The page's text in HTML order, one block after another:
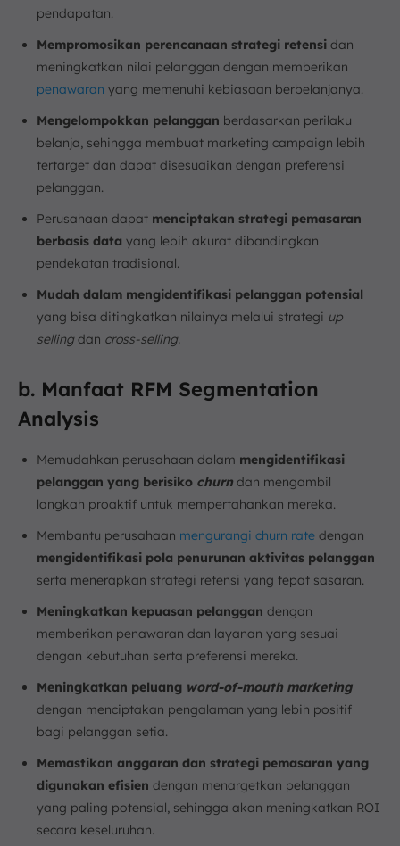
pendapatan.
Mempromosikan perencanaan strategi retensi dan
meningkatkan nilai pelanggan dengan memberikan
penawaran yang memenuhi kebiasaan berbelanjanya.
Mengelompokkan pelanggan berdasarkan perilaku
belanja, sehingga membuat marketing campaign lebih
tertarget dan dapat disesuaikan dengan preferensi
pelanggan.
Perusahaan dapat menciptakan strategi pemasaran
berbasis data yang lebih akurat dibandingkan
pendekatan tradisional.
Mudah dalam mengidentifikasi pelanggan potensial
yang bisa ditingkatkan nilainya melalui strategi up
sellingdan cross-selling.
b. Manfaat RFM Segmentation
Analysis
Memudahkan perusahaan dalam mengidentifikasi
pelanggan yang berisiko churn dan mengambil
langkah proaktif untuk mempertahankan mereka.
Membantu perusahaan mengurangi churn rate dengan
mengidentifikasi pola penurunan aktivitas pelanggan
serta menerapkan strategi retensi yang tepat sasaran.
Meningkatkan kepuasan pelanggan dengan
memberikan penawaran dan layanan yang sesuai
dengan kebutuhan serta preferensi mereka.
Meningkatkan peluang word-of-mouth marketing
dengan menciptakan pengalaman yang lebih positif
bagi pelanggan setia.
Memastikan anggaran dan strategi pemasaran yang
digunakan efisien dengan menargetkan pelanggan
yang paling potensial, sehingga akan meningkatkan ROI
secara keseluruhan.